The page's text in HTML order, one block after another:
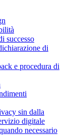
successo
di
e procedura di
sin dalla
digitale
necessario